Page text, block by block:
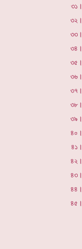
৩১।
৩২।
৩৩।
৩৪।
৩৫।
৩৬।
৩৭।
৩৮।
৩৯।
৪০।
৪১।
৪২।
৪৩।
৪৪।
৪৫।